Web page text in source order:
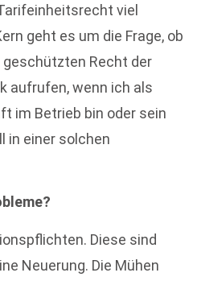
viel
geht es um die Frage, ob
Recht der
aufrufen, wenn ich als
im Betrieb bin oder sein
in einer solchen
Diese sind
Neuerung. Die Mühen